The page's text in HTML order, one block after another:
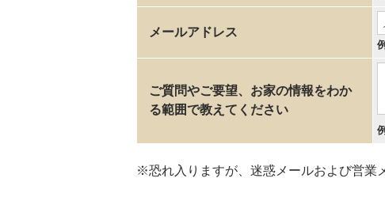
メールアドレス
ご質問やご要望、お家の情報をわか
る範囲で教えてください
※恐れ入りますが、迷惑メールおよび営業